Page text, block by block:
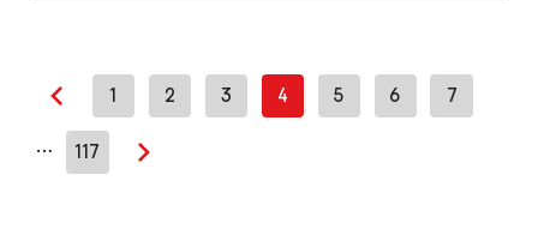
Edellinen sivu
1 2 3 4 5 6 7
… 117
Seuraava sivu